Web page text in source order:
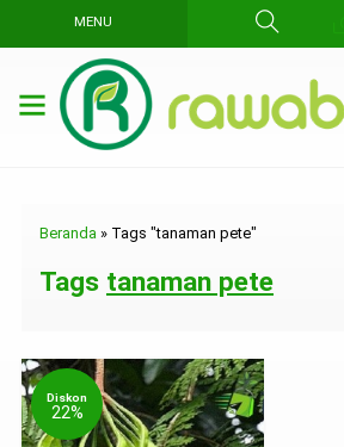
MENU
Beranda » Tags "tanaman pete"
Tags tanaman pete
Diskon
22%